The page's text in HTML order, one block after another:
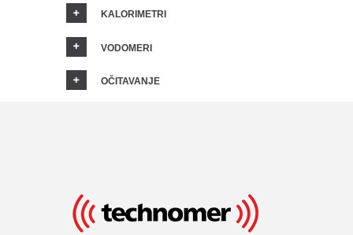
KALORIMETRI
VODOMERI
OČITAVANJE